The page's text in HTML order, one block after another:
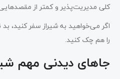
کلی مدیریت‌پذیر و کمتر از
اگر می‌خواهید به شیراز سفر کنید،
را هم چک کنید.
جاهای دیدنی مهم